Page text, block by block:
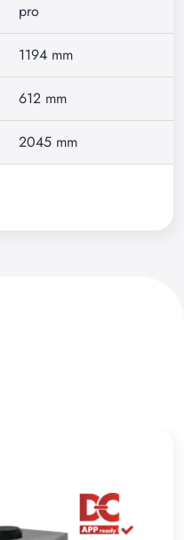
pro
1194 mm
612 mm
2045 mm